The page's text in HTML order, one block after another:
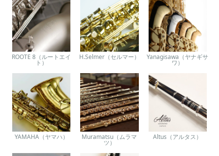
ROOTE 8（ルートエイ
ト）
H.Selmer（セルマー） Yanagisawa（ヤナギサ
ワ）
YAMAHA（ヤマハ） Muramatsu（ムラマ
ツ）
Altus（アルタス）